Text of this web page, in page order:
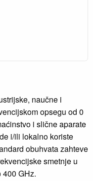
naučne i
opsegu od 0
i slične aparate
i/ili lokalno koriste
obuhvata zahteve
smetnje u
GHz.